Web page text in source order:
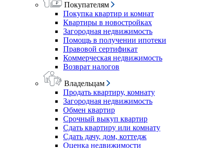
Покупателям
Покупка квартир и комнат
Квартиры в новостройках
Загородная недвижимость
Помощь в получении ипотеки
Правовой сертификат
Коммерческая недвижимость
Возврат налогов
Владельцам
Продать квартиру, комнату
Загородная недвижимость
Обмен квартир
Срочный выкуп квартир
Сдать квартиру или комнату
Сдать дачу, дом, коттедж
Оценка недвижимости